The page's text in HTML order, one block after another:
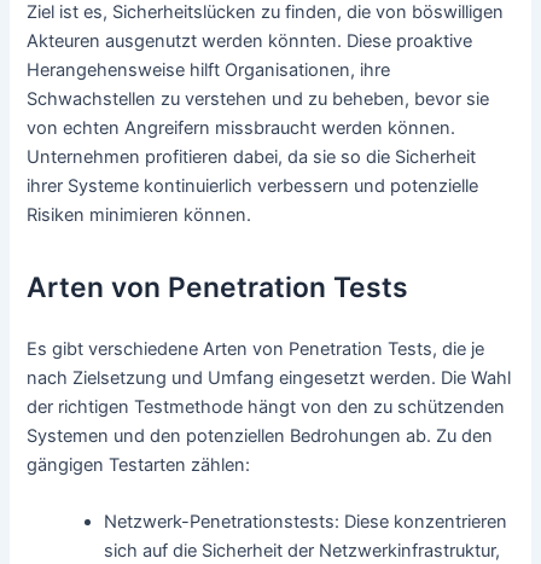
Ziel ist es, Sicherheitslücken zu finden, die von böswilligen
Akteuren ausgenutzt werden könnten. Diese proaktive
Herangehensweise hilft Organisationen, ihre
Schwachstellen zu verstehen und zu beheben, bevor sie
von echten Angreifern missbraucht werden können.
Unternehmen profitieren dabei, da sie so die Sicherheit
ihrer Systeme kontinuierlich verbessern und potenzielle
Risiken minimieren können.
Arten von Penetration Tests
Es gibt verschiedene Arten von Penetration Tests, die je
nach Zielsetzung und Umfang eingesetzt werden. Die Wahl
der richtigen Testmethode hängt von den zu schützenden
Systemen und den potenziellen Bedrohungen ab. Zu den
gängigen Testarten zählen:
Netzwerk-Penetrationstests: Diese konzentrieren
sich auf die Sicherheit der Netzwerkinfrastruktur,